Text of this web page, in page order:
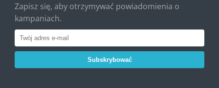
Zapisz się, aby otrzymywać powiadomienia o
kampaniach.
Subskrybować